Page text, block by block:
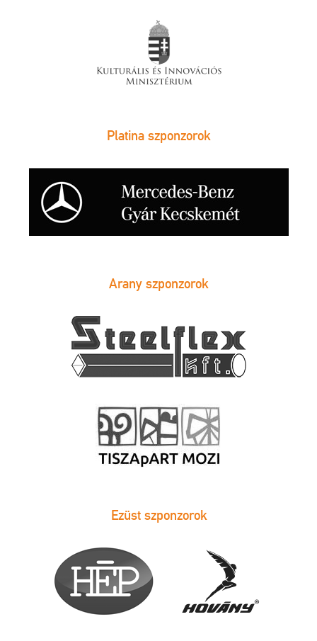
Platina szponzorok
Arany szponzorok
Ezüst szponzorok